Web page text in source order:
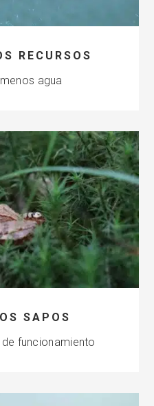
RECURSOS
agua
SAPOS
funcionamiento